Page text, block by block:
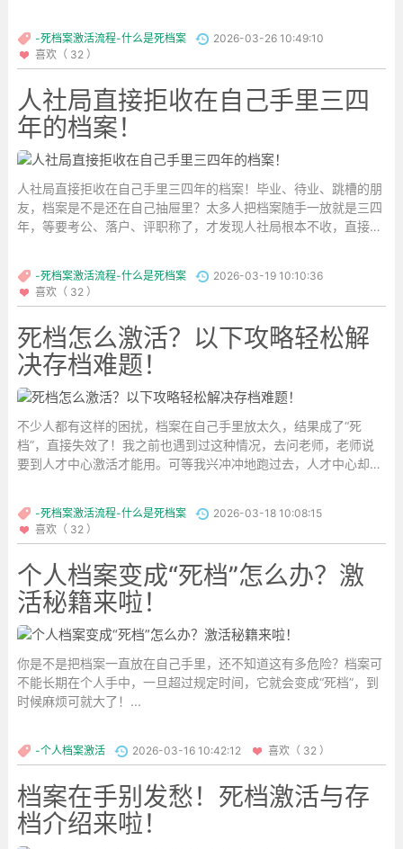
-死档案激活流程-什么是死档案
2026-03-26 10:49:10
喜欢（ 32 ）
人社局直接拒收在自己手里三四
年的档案！
人社局直接拒收在自己手里三四年的档案！毕业、待业、跳槽的朋
友，档案是不是还在自己抽屉里？太多人把档案随手一放就是三四
年，等要考公、落户、评职称了，才发现人社局根本不收，直接成
-死档案激活流程-什么是死档案
2026-03-19 10:10:36
喜欢（ 32 ）
死档怎么激活？以下攻略轻松解
决存档难题！
不少人都有这样的困扰，档案在自己手里放太久，结果成了“死
档”，直接失效了！我之前也遇到过这种情况，去问老师，老师说
要到人才中心激活才能用。可等我兴冲冲地跑过去，人才中心却明
分享给大家。...
-死档案激活流程-什么是死档案
2026-03-18 10:08:15
喜欢（ 32 ）
个人档案变成“死档”怎么办？激
活秘籍来啦！
你是不是把档案一直放在自己手里，还不知道这有多危险？档案可
不能长期在个人手中，一旦超过规定时间，它就会变成“死档”，到
时候麻烦可就大了！...
-个人档案激活 2026-03-16 10:42:12 喜欢（ 32 ）
档案在手别发愁！死档激活与存
档介绍来啦！